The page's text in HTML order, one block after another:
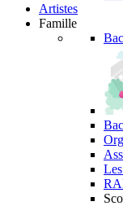
Artistes
Famille